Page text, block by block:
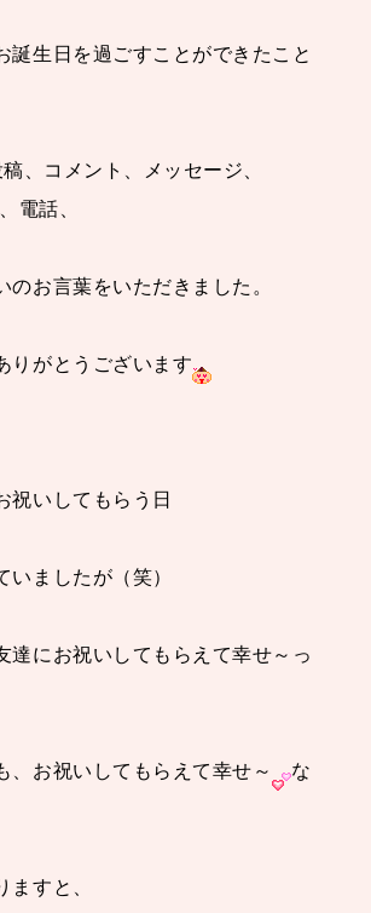
誕生日を過ごすことができたこと
、コメント、メッセージ、
電話、
のお言葉をいただきました。
りがとうございます
祝いしてもらう日
いましたが（笑）
達にお祝いしてもらえて幸せ～っ
、お祝いしてもらえて幸せ～
な
ますと、